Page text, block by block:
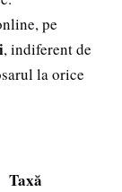
pe
, indiferent de
la orice
Taxă